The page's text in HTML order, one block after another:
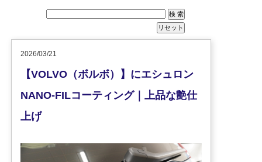
2026/03/21
【VOLVO（ボルボ）】にエシュロン
NANO-FILコーティング｜上品な艶仕
上げ